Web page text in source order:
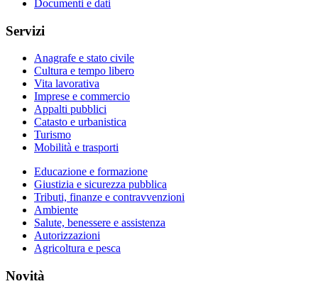
Documenti e dati
Servizi
Anagrafe e stato civile
Cultura e tempo libero
Vita lavorativa
Imprese e commercio
Appalti pubblici
Catasto e urbanistica
Turismo
Mobilità e trasporti
Educazione e formazione
Giustizia e sicurezza pubblica
Tributi, finanze e contravvenzioni
Ambiente
Salute, benessere e assistenza
Autorizzazioni
Agricoltura e pesca
Novità